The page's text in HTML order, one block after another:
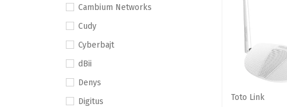
Cambium Networks
Cudy
Cyberbajt
dBii
Denys
Digitus
Toto Link